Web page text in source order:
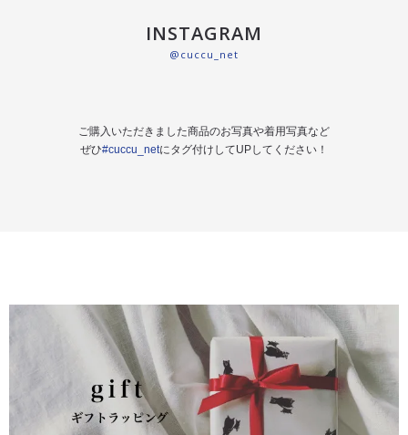
INSTAGRAM
@cuccu_net
ご購入いただきました商品のお写真や着用写真など
ぜひ#cuccu_netにタグ付けしてUPしてください！